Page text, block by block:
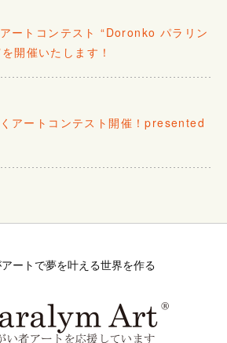
ートコンテスト “Doronko パラリン
開催いたします！
くアートコンテスト開催！presented
ートで夢を叶える世界を作る